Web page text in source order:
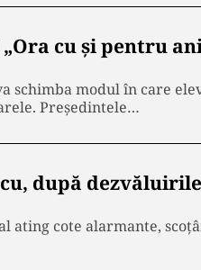
cu și pentru
schimba modul în care
Președintele…
după
cote alarmante,